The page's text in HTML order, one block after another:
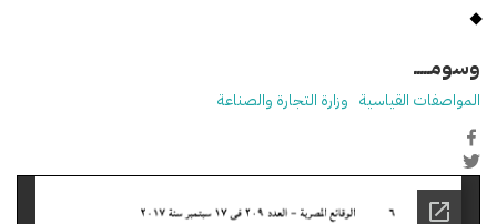
وسومـــــ
المواصفات القياسية وزارة التجارة والصناعة